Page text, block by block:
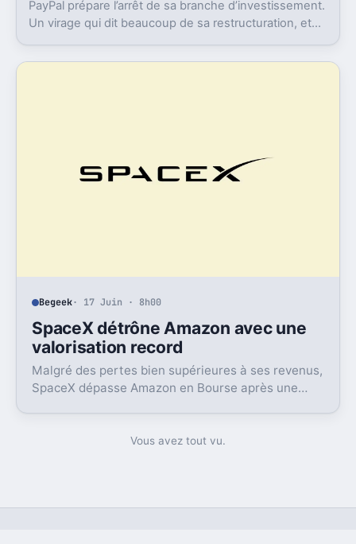
PayPal prépare l’arrêt de sa branche d’investissement.
Un virage qui dit beaucoup de sa restructuration, et
Begeek· 17 Juin · 8h00
SpaceX détrône Amazon avec une
valorisation record
Malgré des pertes bien supérieures à ses revenus,
SpaceX dépasse Amazon en Bourse après une